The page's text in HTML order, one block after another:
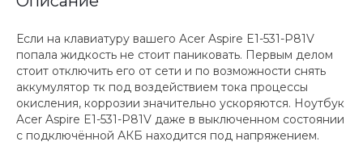
Если на клавиатуру вашего Acer Aspire E1-531-P81V
попала жидкость не стоит паниковать. Первым делом
стоит отключить его от сети и по возможности снять
аккумулятор тк под воздействием тока процессы
окисления, коррозии значительно ускоряются. Ноутбук
Acer Aspire E1-531-P81V даже в выключенном состоянии
с подключённой АКБ находится под напряжением.